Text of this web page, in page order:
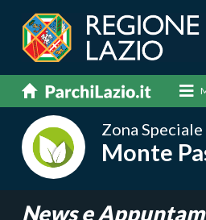
Zona
Monte
News e